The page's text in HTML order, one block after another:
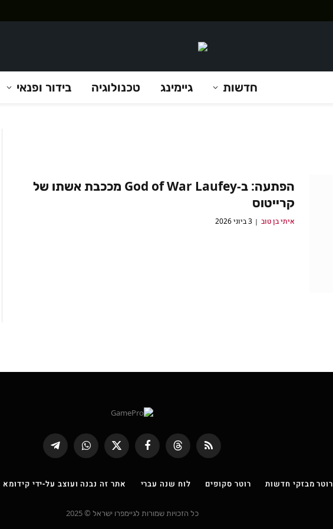
חדשות גיימינג טכנולוגיה בידור ופנאי
הפתעה: ב-God of War Laufey מככבת אשתו של
קרייטוס
איתי בן טוב 3 ביוני 2026
RSS
Threads פייסבוק
X
(טוויטר)
WhatsApp
Telegram
רוטר מבזקי חדשות רוטר סקופים לוח שנה עברי אתר זה נבנה ועוצב על-ידי קידומא
כל הזכויות שמורות לגיימפרו ישראל © 2025